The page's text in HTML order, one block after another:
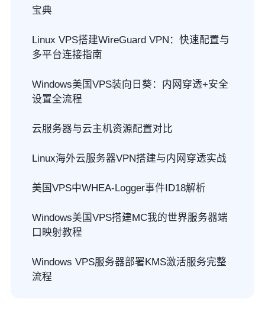
宝典
Linux VPS搭建WireGuard VPN：快速配置与
多平台连接指南
Windows美国VPS装向日葵：内网穿透+安全
设置全流程
云服务器与云主机资源配置对比
Linux海外云服务器VPN搭建与内网穿透实战
美国VPS中WHEA-Logger事件ID18解析
Windows美国VPS搭建MC我的世界服务器端
口映射教程
Windows VPS服务器部署KMS激活服务完整
流程